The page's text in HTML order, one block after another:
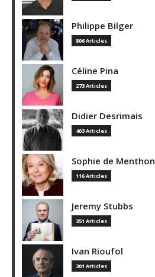
Philippe Bilger
806 Articles
Céline Pina
273 Articles
Didier Desrimais
403 Articles
Sophie de Menthon
116 Articles
Jeremy Stubbs
351 Articles
Ivan Rioufol
301 Articles